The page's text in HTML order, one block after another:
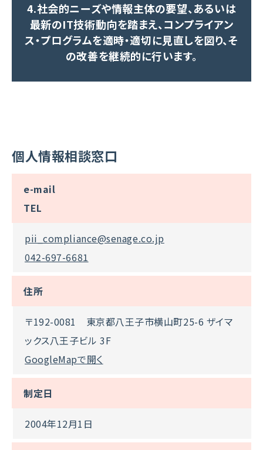
4.社会的ニーズや情報主体の要望、あるいは
最新のIT技術動向を踏まえ、コンプライアン
ス・プログラムを適時・適切に見直しを図り、そ
の改善を継続的に行います。
個人情報相談窓口
e-mail
TEL
pii_compliance@senage.co.jp
042-697-6681
住所
〒192-0081 東京都八王子市横山町25-6 ザイマ
ックス八王子ビル 3F
GoogleMapで開く
制定日
2004年12月1日